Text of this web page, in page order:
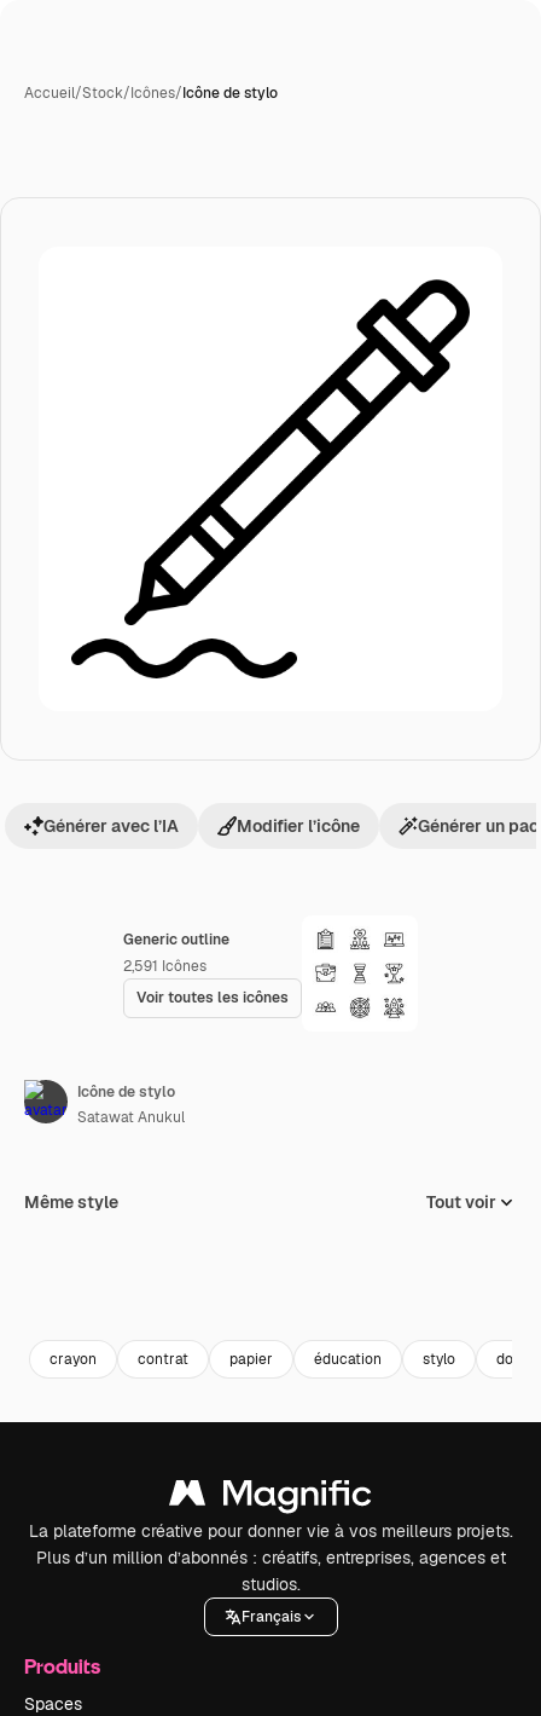
Accueil/Stock/Icônes/Icône de stylo
Generic outline
2,591 Icônes
Voir toutes les icônes
Générer avec l’IA Modifier l’icône Générer un
Icône de stylo
Satawat Anukul
Même style Tout voir
crayon contrat papier éducation stylo
La plateforme créative pour donner vie à vos meilleurs projets.
Plus d’un million d’abonnés : créatifs, entreprises, agences et
studios.
Français
Produits
Spaces